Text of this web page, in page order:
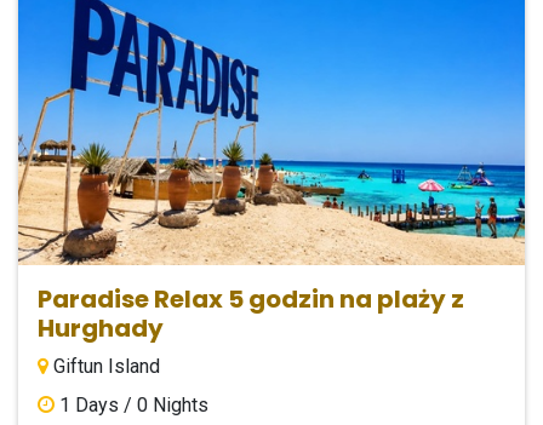
Paradise Relax 5 godzin na plaży z
Hurghady
Giftun Island
1 Days / 0 Nights